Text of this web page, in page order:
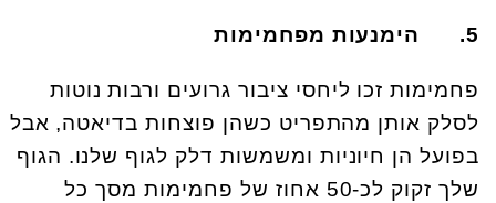
5. הימנעות מפחמימות
פחמימות זכו ליחסי ציבור גרועים ורבות נוטות
לסלק אותן מהתפריט כשהן פוצחות בדיאטה, אבל
בפועל הן חיוניות ומשמשות דלק לגוף שלנו. הגוף
שלך זקוק לכ-50 אחוז של פחמימות מסך כל